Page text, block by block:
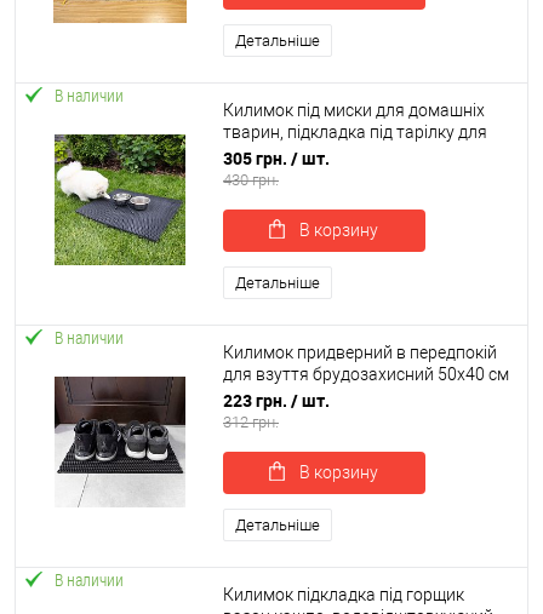
Детальніше
В наличии
Килимок під миски для домашніх
тварин, підкладка під тарілку для
котів 60х50 см OSPORT (R-00036)
305 грн. / шт.
430 грн.
В корзину
Детальніше
В наличии
Килимок придверний в передпокій
для взуття брудозахисний 50х40 см
OSPORT EVA (R-00044)
223 грн. / шт.
312 грн.
В корзину
Детальніше
В наличии
Килимок підкладка під горщик